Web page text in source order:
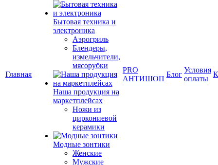
Главная
Бытовая техника и
электроника
Аэрогриль
Блендеры,
измельчители,
мясорубки
Наша продукция на
маркетплейсах
Ножи из
циркониевой
керамики
Модные зонтики
Женские
Мужские
PRO
АНТИШОП
Блог
Условия
оплаты